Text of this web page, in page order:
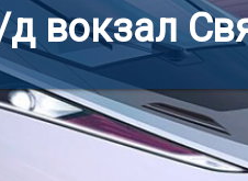
вокзал